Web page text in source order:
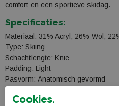
comfort en een sportieve skidag.
Specificaties:
Materiaal: 31% Acryl, 26% Wol,
Type: Skiing
Schachtlengte: Knie
Padding: Light
Pasvorm: Anatomisch gevormd
Overige specificaties:
Cookies.